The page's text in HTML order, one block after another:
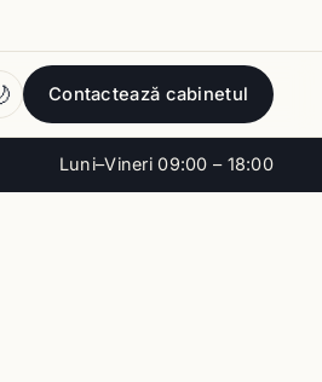
Luni–Vineri 09:00 – 18:00
Contactează cabinetul